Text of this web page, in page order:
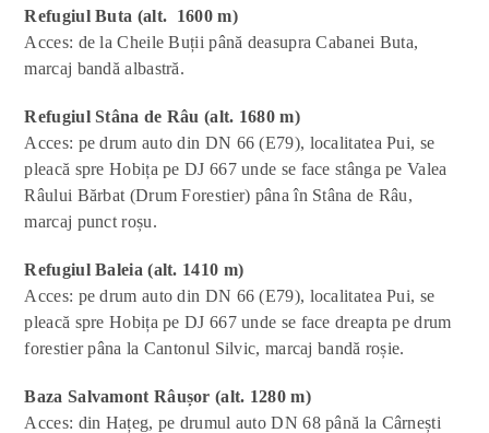
Refugiul Buta (alt. 1600 m)
Acces: de la Cheile Buții până deasupra Cabanei Buta,
marcaj bandă albastră.
Refugiul Stâna de Râu (alt. 1680 m)
Acces: pe drum auto din DN 66 (E79), localitatea Pui, se
pleacă spre Hobița pe DJ 667 unde se face stânga pe Valea
Râului Bărbat (Drum Forestier) pâna în Stâna de Râu,
marcaj punct roșu.
Refugiul Baleia (alt. 1410 m)
Acces: pe drum auto din DN 66 (E79), localitatea Pui, se
pleacă spre Hobița pe DJ 667 unde se face dreapta pe drum
forestier pâna la Cantonul Silvic, marcaj bandă roșie.
Baza Salvamont Râușor (alt. 1280 m)
Acces: din Hațeg, pe drumul auto DN 68 până la Cârnești